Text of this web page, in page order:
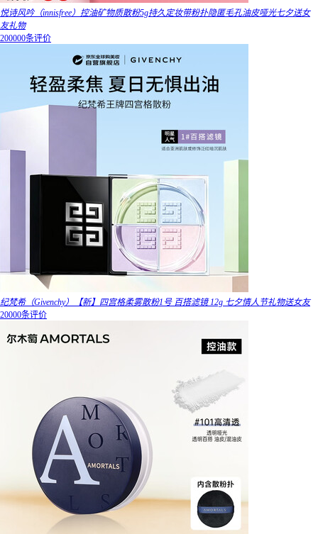
悦诗风吟（innisfree）控油矿物质散粉5g持久定妆带粉扑隐匿毛孔油皮哑光七夕送女
友礼物
200000条评价
纪梵希（Givenchy）【新】四宫格柔雾散粉1号 百搭滤镜 12g 七夕情人节礼物送女友
20000条评价